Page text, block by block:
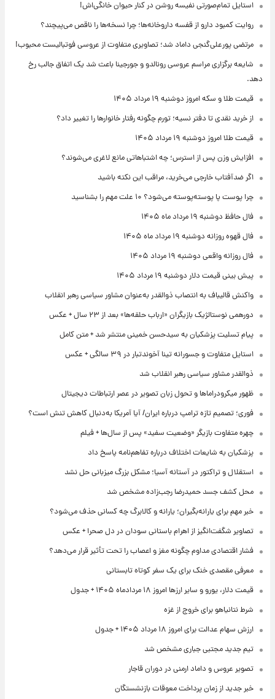
استایل تمام‌صورتی نفیسه روشن در کنار حیوان خانگی‌اش!
روایت کمبود دارو از قفسه داروخانه‌ها؛ چرا نسخه‌ها را ناقص می‌پیچند؟
مرتضی پورعلی‌گنجی داماد شد؛ تصاویری متفاوت از عروسی فوتبالیست محبوب!
شایعه برگزاری مراسم عروسی رونالدو و جورجینا باعث شد یک اتفاق جالب رخ
دهد.
قیمت طلا و سکه امروز دوشنبه ۱۹ مرداد ۱۴۰۵
از خرید نقدی تا دفتر نسیه؛ تورم چگونه رفتار خانوارها را تغییر داد؟
قیمت طلا امروز دوشنبه ۱۹ مرداد ۱۴۰۵
افزایش وزن پس از استرس؛ چه اشتباهاتی مانع لاغری می‌شوند؟
اگر ضدآفتاب خارجی می‌خرید، مراقب این نکته باشید
چرا پوست پا پوسته‌پوسته می‌شود؟ ۱۰ علت مهم را بشناسید
فال حافظ دوشنبه ۱۹ مرداد ماه ۱۴۰۵
فال قهوه روزانه دوشنبه ۱۹ مرداد ماه ۱۴۰۵
فال روزانه واقعی دوشنبه ۱۹ مرداد ۱۴۰۵
پیش‌ بینی قیمت دلار دوشنبه ۱۹ مرداد ۱۴۰۵
واکنش قالیباف به انتصاب ذوالقدر به‌عنوان مشاور سیاسی رهبر انقلاب
دورهمی نوستالژیک بازیگران «ارباب حلقه‌ها» بعد از ۲۳ سال + عکس
پیام تسلیت پزشکیان به سیدحسن خمینی منتشر شد + متن کامل
استایل متفاوت و جسورانه تینا آخوندتبار در ۳۹ سالگی + عکس
ذوالقدر مشاور سیاسی رهبر انقلاب شد
ظهور میکرودراماها و تحول زبان تصویر در عصر ارتباطات دیجیتال
فوری؛ تصمیم تازه ترامپ درباره ایران/ آیا آمریکا به‌دنبال کاهش تنش است؟
چهره متفاوت بازیگر «وضعیت سفید» پس از سال‌ها + فیلم
پزشکیان به شایعات اختلاف درباره تفاهم‌نامه پاسخ داد
استقلال و تراکتور در آستانه آسیا؛ مشکل بزرگ میزبانی حل نشد
محل کشف جسد حمیدرضا رجب‌زاده مشخص شد
خبر مهم برای یارانه‌بگیران؛ یارانه و کالابرگ چه کسانی حذف می‌شود؟
تصاویر شگفت‌انگیز از اهرام باستانی سودان در دل صحرا + عکس
فشار اقتصادی مداوم چگونه مغز و اعصاب را تحت تأثیر قرار می‌دهد؟
معرفی مقصدی خنک برای یک سفر کوتاه تابستانی
قیمت دلار، یورو و سایر ارزها امروز ۱۸ مردادماه ۱۴۰۵ + جدول
شرط نتانیاهو برای خروج از غزه
ارزش سهام عدالت برای امروز ۱۸ مرداد ۱۴۰۵ + جدول
تیم جدید مجتبی جباری مشخص شد
تصویر عروس و داماد ارمنی در دوران قاجار
خبر جدید از زمان پرداخت معوقات بازنشستگان